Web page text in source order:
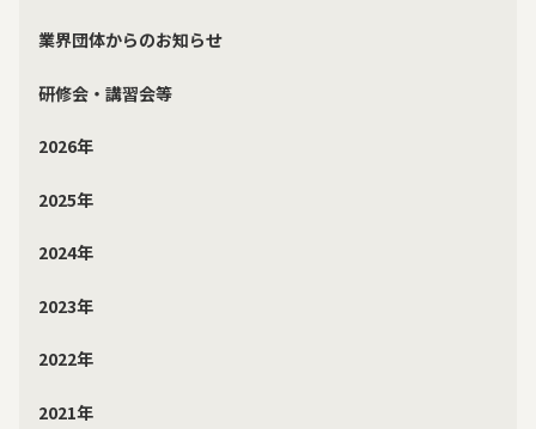
業界団体からのお知らせ
研修会・講習会等
2026年
2025年
2024年
2023年
2022年
2021年